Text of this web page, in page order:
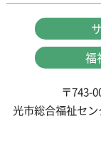
福
〒743-
光市総合福祉セ